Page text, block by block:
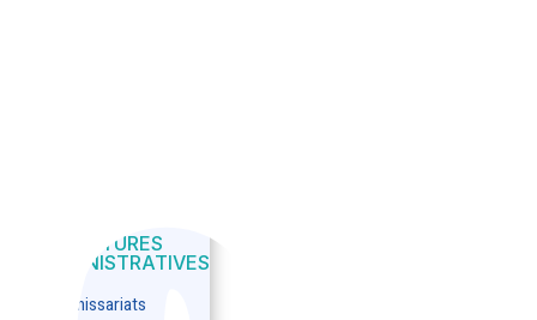
STRUCTURES
ADMINISTRATIVES
Commissariats